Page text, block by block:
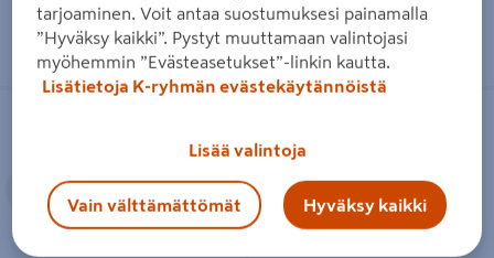
Akkupyörösaha Makita DHS680Z
Edellinen Seuraava
Kulmahiomakone FXA 125mm
tarjoaminen. Voit antaa suostumuksesi painamalla
”Hyväksy kaikki”. Pystyt muuttamaan valintojasi
myöhemmin ”Evästeasetukset”-linkin kautta.
Lisätietoja K-ryhmän evästekäytännöistä
Lisää valintoja
Vain välttämättömät Hyväksy kaikki